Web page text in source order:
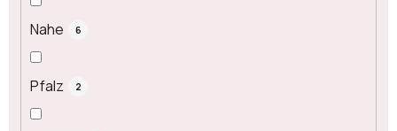
Nahe 6
Pfalz 2